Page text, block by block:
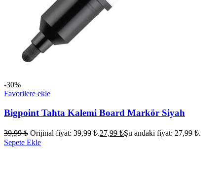
-30%
Favorilere ekle
Bigpoint Tahta Kalemi Board Markör Siyah
39,99₺ Orijinal fiyat: 39,99 ₺.27,99 ₺Şu andaki fiyat: 27,99 ₺.
Sepete Ekle